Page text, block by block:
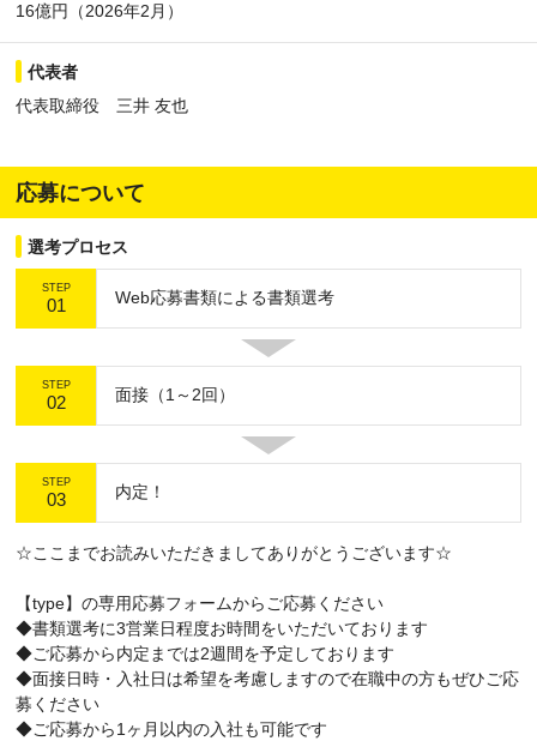
16億円（2026年2月）
代表者
代表取締役 三井 友也
応募について
選考プロセス
STEP
01 Web応募書類による書類選考
STEP
02 面接（1～2回）
STEP
03 内定！
☆ここまでお読みいただきましてありがとうございます☆
【type】の専用応募フォームからご応募ください
◆書類選考に3営業日程度お時間をいただいております
◆ご応募から内定までは2週間を予定しております
◆面接日時・入社日は希望を考慮しますので在職中の方もぜひご応
募ください
◆ご応募から1ヶ月以内の入社も可能です